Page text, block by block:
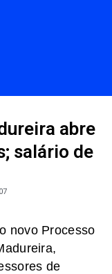
abre
salário de
novo Processo
de